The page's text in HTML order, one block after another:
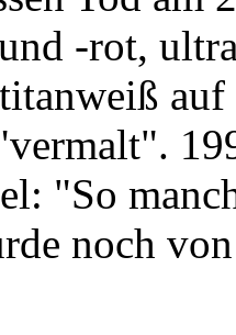
-rot,
"So
noch